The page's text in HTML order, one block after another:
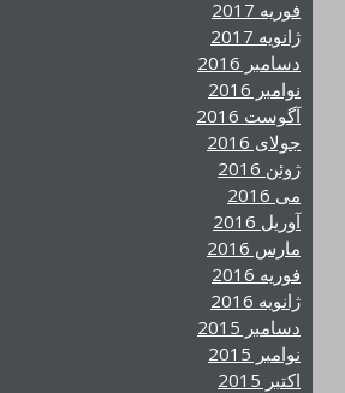
فوریه 2017
ژانویه 2017
دسامبر 2016
نوامبر 2016
آگوست 2016
جولای 2016
ژوئن 2016
می 2016
آوریل 2016
مارس 2016
فوریه 2016
ژانویه 2016
دسامبر 2015
نوامبر 2015
اکتبر 2015